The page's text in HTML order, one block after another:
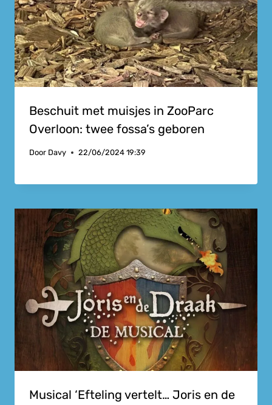
Beschuit met muisjes in ZooParc
Overloon: twee fossa’s geboren
Door Davy 22/06/2024 19:39
Musical ‘Efteling vertelt… Joris en de